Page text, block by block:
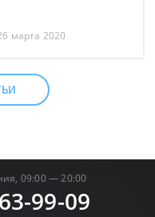
марта 2020
09:00 — 20:00
99-09